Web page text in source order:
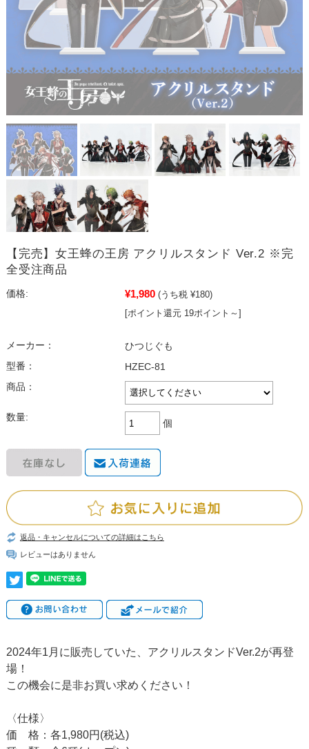
【完売】女王蜂の王房 アクリルスタンド Ver.2 ※完
全受注商品
価格: ¥1,980 (うち税 ¥180)
[ポイント還元 19ポイント～]
メーカー：
ひつじぐも
型番：
HZEC-81
商品：
数量:
個
返品・キャンセルについての詳細はこちら
レビューはありません
2024年1月に販売していた、アクリルスタンドVer.2が再登
場！
この機会に是非お買い求めください！
〈仕様〉
価 格：各1,980円(税込)